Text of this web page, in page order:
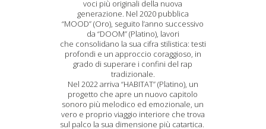
voci più originali della nuova
generazione. Nel 2020 pubblica
“MOOD” (Oro), seguito l’anno successivo
da “DOOM” (Platino), lavori
che consolidano la sua cifra stilistica: testi
profondi e un approccio coraggioso, in
grado di superare i confini del rap
tradizionale.
Nel 2022 arriva “HABITAT” (Platino), un
progetto che apre un nuovo capitolo
sonoro più melodico ed emozionale, un
vero e proprio viaggio interiore che trova
sul palco la sua dimensione più catartica.